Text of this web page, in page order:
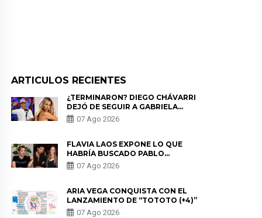
ARTICULOS RECIENTES
¿TERMINARON? DIEGO CHÁVARRI
DEJÓ DE SEGUIR A GABRIELA
HERRERA Y ANUNCIA SU SALIDA
DE PÓDCAST
07 Ago 2026
FLAVIA LAOS EXPONE LO QUE
HABRÍA BUSCADO PABLO
HEREDIA CON ALE FULLER: “UNA
DE LAS PARTES QUERÍA EL
07 Ago 2026
ARIA VEGA CONQUISTA CON EL
LANZAMIENTO DE “TOTOTO (+4)”
07 Ago 2026